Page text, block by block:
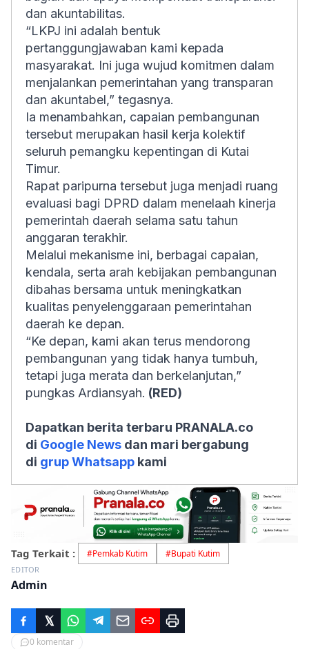
dan akuntabilitas.
“LKPJ ini adalah bentuk
pertanggungjawaban kami kepada
masyarakat. Ini juga wujud komitmen dalam
menjalankan pemerintahan yang transparan
dan akuntabel,” tegasnya.
Ia menambahkan, capaian pembangunan
tersebut merupakan hasil kerja kolektif
seluruh pemangku kepentingan di Kutai
Timur.
Rapat paripurna tersebut juga menjadi ruang
evaluasi bagi DPRD dalam menelaah kinerja
pemerintah daerah selama satu tahun
anggaran terakhir.
Melalui mekanisme ini, berbagai capaian,
kendala, serta arah kebijakan pembangunan
dibahas bersama untuk meningkatkan
kualitas penyelenggaraan pemerintahan
daerah ke depan.
“Ke depan, kami akan terus mendorong
pembangunan yang tidak hanya tumbuh,
tetapi juga merata dan berkelanjutan,”
pungkas Ardiansyah. (RED)
Dapatkan berita terbaru PRANALA.co
di Google News dan mari bergabung
di grup Whatsapp kami
Tag Terkait : #Pemkab Kutim #Bupati Kutim
EDITOR
Admin
0 komentar